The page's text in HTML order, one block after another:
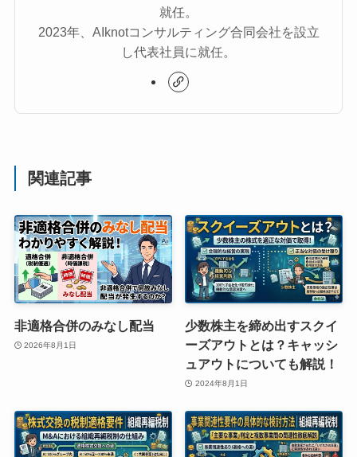
就任。
2023年、AIknotコンサルティング合同会社を設立
し代表社員に就任。
関連記事
非適格合併のみなし配当
2026年8月1日
少数株主を締め出すスクイ
ーズアウトとは？キャッシ
ュアウトについても解説！
2024年8月1日